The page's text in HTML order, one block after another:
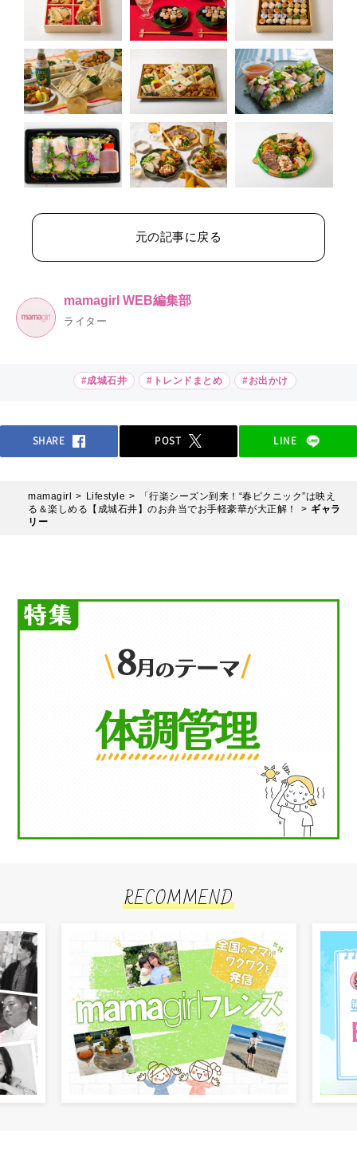
元の記事に戻る
mamagirl WEB編集部
ライター
#成城石井 #トレンドまとめ #お出かけ
SHARE POST LINE
mamagirl Lifestyle
「行楽シーズン到来！“春ピクニック”は映え
る＆楽しめる【成城石井】のお弁当でお手軽豪華が大正解！
ギャラ
リー
RECOMMEND